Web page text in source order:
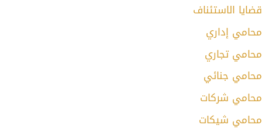
قضايا الاستئناف
محامي إداري
محامي تجاري
محامي جنائي
محامي شركات
محامي شيكات